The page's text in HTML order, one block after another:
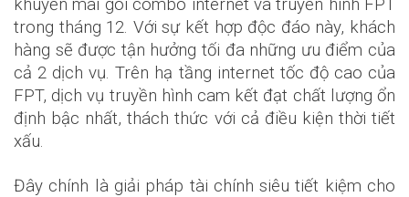
khuyến mai gói combo internet và truyền hình FPT
trong tháng 12. Với sự kết hợp độc đáo này, khách
hàng sẽ được tận hưởng tối đa những ưu điểm của
cả 2 dịch vụ. Trên hạ tầng internet tốc độ cao của
FPT, dịch vụ truyền hình cam kết đạt chất lượng ổn
định bậc nhất, thách thức với cả điều kiện thời tiết
xấu.
Đây chính là giải pháp tài chính siêu tiết kiệm cho